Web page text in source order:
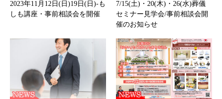
2023年11月12日(日)19日(日)-も
しも講座・事前相談会を開催
7/15(土)・20(木)・26(水)葬儀
セミナー見学会/事前相談会開
催のお知らせ